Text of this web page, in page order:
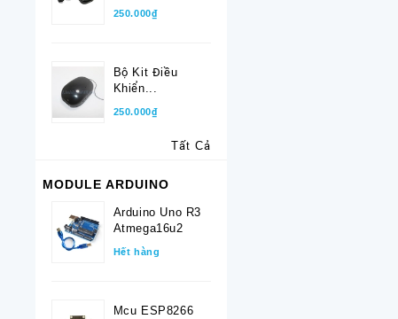
250.000₫
Bộ Kit Điều
Khiển...
250.000₫
Tất Cả
MODULE ARDUINO
Arduino Uno R3
Atmega16u2
Hết hàng
Mcu ESP8266